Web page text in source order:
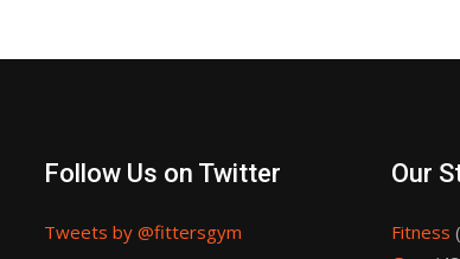
Follow Us on Twitter
Tweets by @fittersgym
Our
Fitness